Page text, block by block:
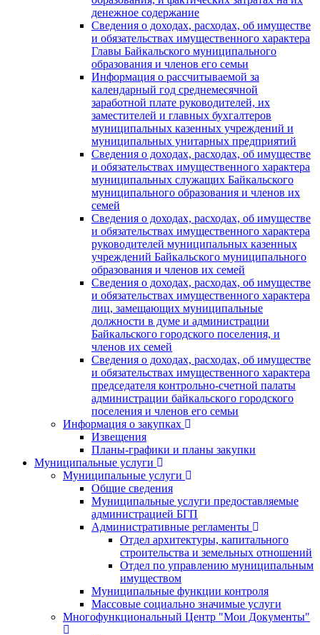
денежное содержание
Сведения о доходах, расходах, об имуществе
и обязательствах имущественного характера
Главы Байкальского муниципального
образования и членов его семьи
Информация о рассчитываемой за
календарный год среднемесячной
заработной плате руководителей, их
заместителей и главных бухгалтеров
муниципальных казенных учреждений и
муниципальных унитарных предприятий
Сведения о доходах, расходах, об имуществе
и обязательствах имущественного характера
муниципальных служащих Байкальского
муниципального образования и членов их
семей
Сведения о доходах, расходах, об имуществе
и обязательствах имущественного характера
руководителей муниципальных казенных
учреждений Байкальского муниципального
образования и членов их семей
Сведения о доходах, расходах, об имуществе
и обязательствах имущественного характера
лиц, замещающих муниципальные
должности в думе и администрации
Байкальского городского поселения, и
членов их семей
Сведения о доходах, расходах, об имуществе
и обязательствах имущественного характера
председателя контрольно-счетной палаты
администрации байкальского городского
поселения и членов его семьи
Информация о закупках
Извещения
Планы-графики и планы закупки
Муниципальные услуги
Муниципальные услуги
Общие сведения
Муниципальные услуги предоставляемые
администрацией БГП
Административные регламенты
Отдел архитектуры, капитального
строительства и земельных отношений
Отдел по управлению муниципальным
имуществом
Муниципальные функции контроля
Массовые социально значимые услуги
Многофункциональный Центр "Мои Документы"